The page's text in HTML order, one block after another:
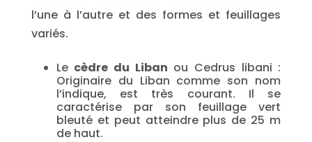
l’une à l’autre et des formes et feuillages
variés.
Le cèdre du Liban ou Cedrus libani :
Originaire du Liban comme son nom
l’indique, est très courant. Il se
caractérise par son feuillage vert
bleuté et peut atteindre plus de 25 m
de haut.